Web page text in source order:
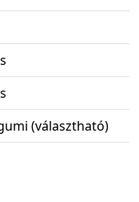
(választható)